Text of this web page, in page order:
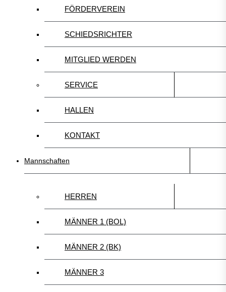
FÖRDERVEREIN
SCHIEDSRICHTER
MITGLIED WERDEN
SERVICE
HALLEN
KONTAKT
Mannschaften
HERREN
MÄNNER 1 (BOL)
MÄNNER 2 (BK)
MÄNNER 3